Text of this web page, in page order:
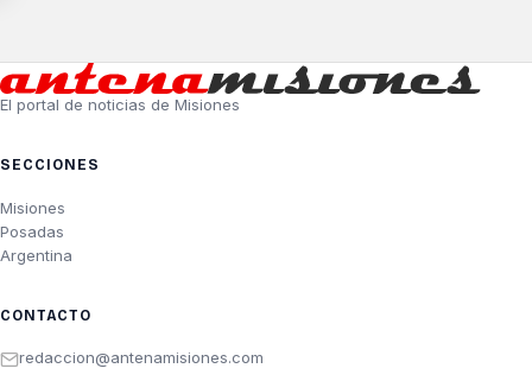
El portal de noticias de Misiones
SECCIONES
Misiones
Posadas
Argentina
CONTACTO
redaccion@antenamisiones.com